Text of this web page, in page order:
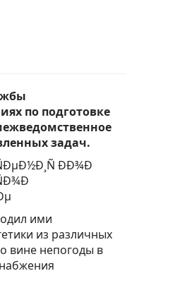
по подготовке
задач.
ими
из различных
вине непогоды в